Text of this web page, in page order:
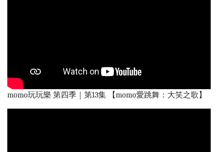
momo玩玩樂 第四季｜第13集 【momo愛跳舞：大笑之歌】